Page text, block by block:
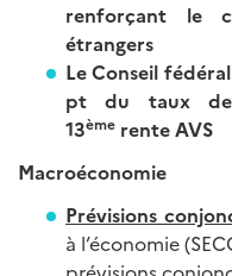
renforçant le
étrangers
Le Conseil
pt du taux
13ème renteAVS
Macroéconomie
Prévisions
à l’économie